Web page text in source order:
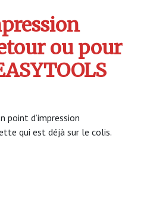
ou pour
point d’impression
qui est déjà sur le colis.